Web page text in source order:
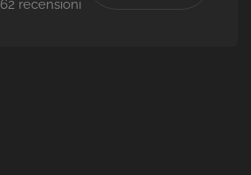
62 recensioni